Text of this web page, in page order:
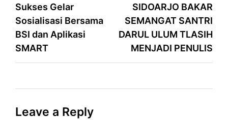
Sukses Gelar
Sosialisasi Bersama
BSI dan Aplikasi
SMART
SIDOARJO BAKAR
SEMANGAT SANTRI
DARUL ULUM TLASIH
MENJADI PENULIS
Leave a Reply